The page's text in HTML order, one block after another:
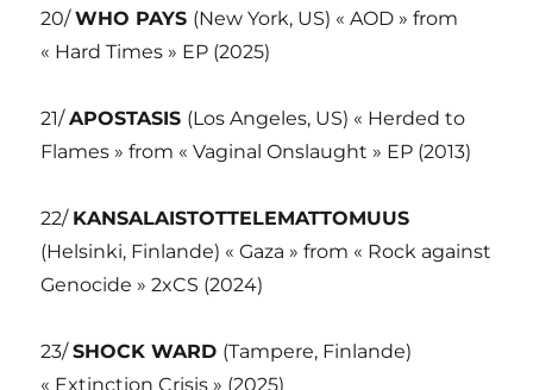
20/WHO PAYS (New York, US) « AOD » from
« Hard Times » EP (2025)
21/APOSTASIS (Los Angeles, US) « Herded to
Flames » from « Vaginal Onslaught » EP (2013)
22/ KANSALAISTOTTELEMATTOMUUS
(Helsinki, Finlande) « Gaza » from « Rock against
Genocide » 2xCS (2024)
23/SHOCK WARD (Tampere, Finlande)
« Extinction Crisis » (2025)